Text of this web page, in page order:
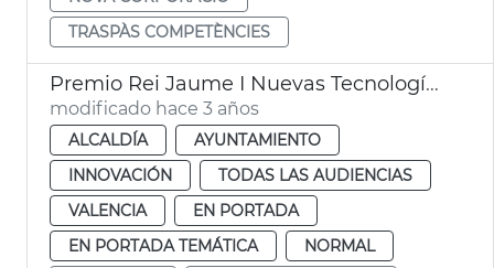
TRASPÀS COMPETÈNCIES
Premio Rei Jaume I Nuevas Tecnologías 2023
modificado hace 3 años
ALCALDÍA
AYUNTAMIENTO
INNOVACIÓN
TODAS LAS AUDIENCIAS
VALENCIA
EN PORTADA
EN PORTADA TEMÁTICA
NORMAL